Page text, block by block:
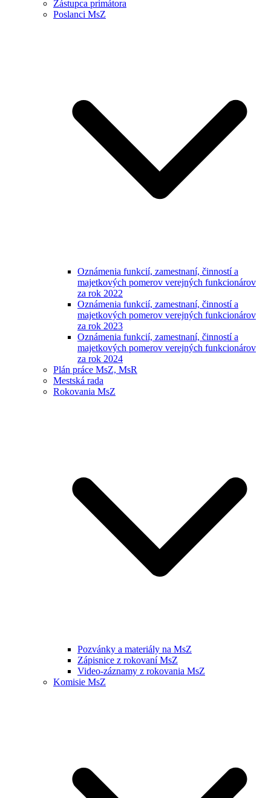
Zástupca primátora
Poslanci MsZ
Oznámenia funkcií, zamestnaní, činností a
majetkových pomerov verejných funkcionárov
za rok 2022
Oznámenia funkcií, zamestnaní, činností a
majetkových pomerov verejných funkcionárov
za rok 2023
Oznámenia funkcií, zamestnaní, činností a
majetkových pomerov verejných funkcionárov
za rok 2024
Plán práce MsZ, MsR
Mestská rada
Rokovania MsZ
Pozvánky a materiály na MsZ
Zápisnice z rokovaní MsZ
Video-záznamy z rokovania MsZ
Komisie MsZ